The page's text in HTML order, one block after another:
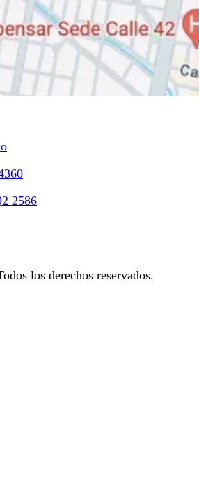
2586
los derechos reservados.